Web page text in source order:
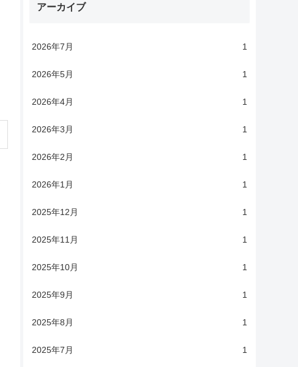
アーカイブ
2026年7月 1
2026年5月 1
2026年4月 1
2026年3月 1
2026年2月 1
2026年1月 1
2025年12月 1
2025年11月 1
2025年10月 1
2025年9月 1
2025年8月 1
2025年7月 1